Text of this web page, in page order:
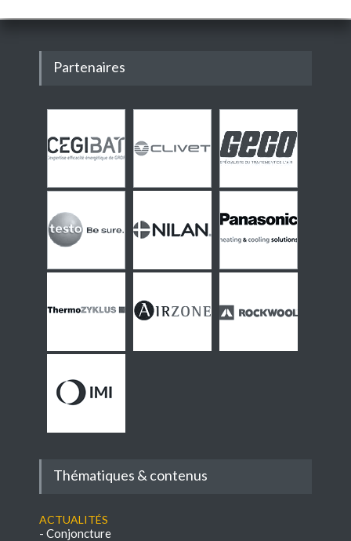
Partenaires
Thématiques & contenus
Actualités
- Conjoncture